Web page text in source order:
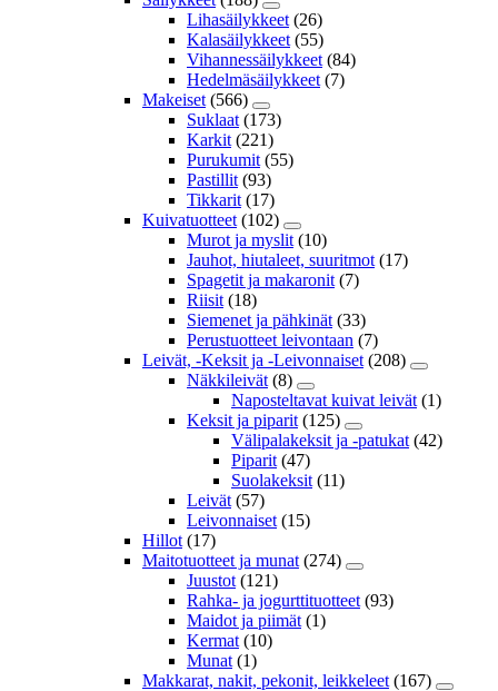
Lihasäilykkeet (26)
Kalasäilykkeet (55)
Vihannessäilykkeet (84)
Hedelmäsäilykkeet (7)
Makeiset (566)
Suklaat (173)
Karkit (221)
Purukumit (55)
Pastillit (93)
Tikkarit (17)
Kuivatuotteet (102)
Murot ja myslit (10)
Jauhot, hiutaleet, suuritmot (17)
Spagetit ja makaronit (7)
Riisit (18)
Siemenet ja pähkinät (33)
Perustuotteet leivontaan (7)
Leivät, -Keksit ja -Leivonnaiset (208)
Näkkileivät (8)
Naposteltavat kuivat leivät (1)
Keksit ja piparit (125)
Välipalakeksit ja -patukat (42)
Piparit (47)
Suolakeksit (11)
Leivät (57)
Leivonnaiset (15)
Hillot (17)
Maitotuotteet ja munat (274)
Juustot (121)
Rahka- ja jogurttituotteet (93)
Maidot ja piimät (1)
Kermat (10)
Munat (1)
Makkarat, nakit, pekonit, leikkeleet (167)